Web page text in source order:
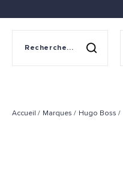
Recherche sur le site
Accueil Marques Hugo Boss